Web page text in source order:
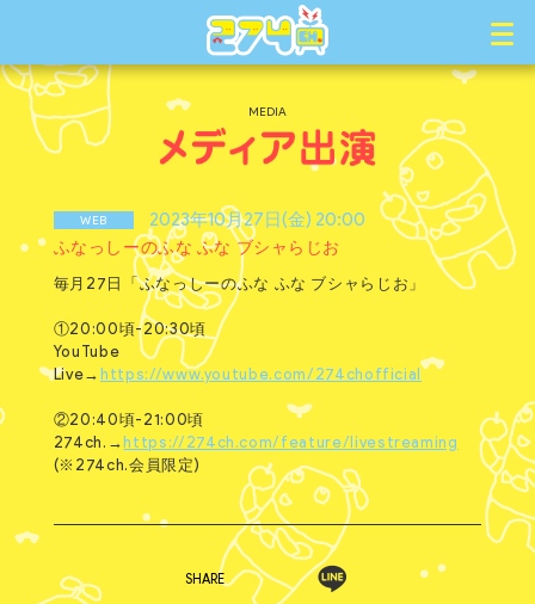
MEDIA
WEB 2023年10月27日(金) 20:00
ふなっしーのふな ふな ブシャらじお
毎月27日「ふなっしーのふな ふな ブシャらじお」
①20:00頃-20:30頃
YouTube
Live→https://www.youtube.com/274chofficial
②20:40頃-21:00頃
274ch.→https://274ch.com/feature/livestreaming
(※274ch.会員限定)
SHARE